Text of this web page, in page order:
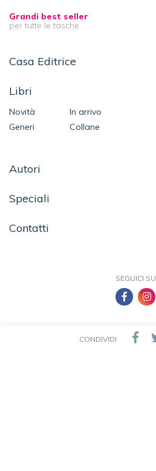
CONDIVIDI
Grandi best seller
per tutte le tasche
Casa Editrice
Libri
Novità
In arrivo
Generi
Collane
Autori
Speciali
Contatti
SEGUICI SU